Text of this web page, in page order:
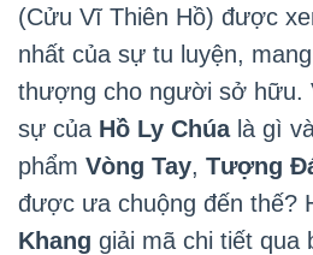
(Cửu Vĩ Thiên Hồ) được
nhất của sự tu luyện,
thượng cho người sở hữu.
sự của Hồ Ly Chúalà gì
phẩm Vòng Tay, Tượng
được ưa chuộng đến thế?
Khang giải mã chi tiết qua